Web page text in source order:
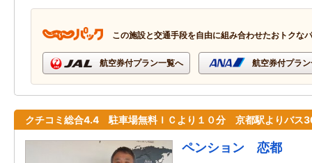
この施設と交通手段を自由に組み合わせたおトクな
航空券付プラン一覧へ 航空券付プラ
クチコミ総合4.4 駐車場無料ＩＣより１０分 京都駅よりバス
ペンション 恋都